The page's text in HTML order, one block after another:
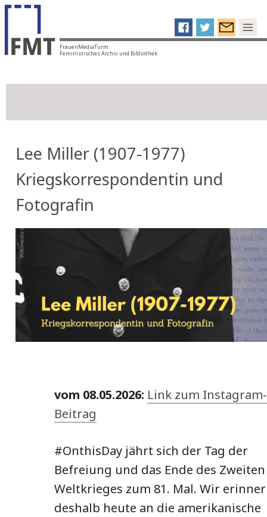
FrauenMediaTurm
Feministisches Archiv und Bibliothek
Lee Miller (1907-1977)
Kriegskorrespondentin und
Fotografin
vom 08.05.2026: Link zum Instagram-
Beitrag
#OnthisDay jährt sich der Tag der
Befreiung und das Ende des Zweiten
Weltkrieges zum 81. Mal. Wir
deshalb heute an die amerikanische